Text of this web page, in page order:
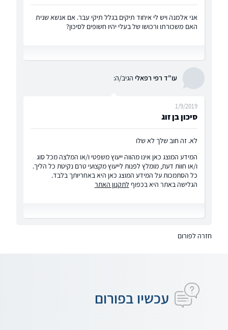
אני אלמנה ויש לי איחוד תיקים בגלל תיקי עבר. אם אנשא שנית
האם משכורתו ורכושו של בעלי יהיו חשופים לסיכון?
עו"ד רפי רפאלי הגיב/ה:
סיכון בן זוג
1/9/2019
לא. זה חוב שלך לא שלו
המידע המוצג כאן אינו מהווה ייעוץ משפטי ו/או המלצה מכל סוג
ו/או חוות דעת, מומלץ לפנות לייעוץ מקצועי טרם נקיטת כל הליך.
כל הסתמכות על המידע המוצג כאן היא באחריותך בלבד.
הגלישה באתר היא בכפוף לתקנון האתר
חזרה לפורום
עכשיו בפורום